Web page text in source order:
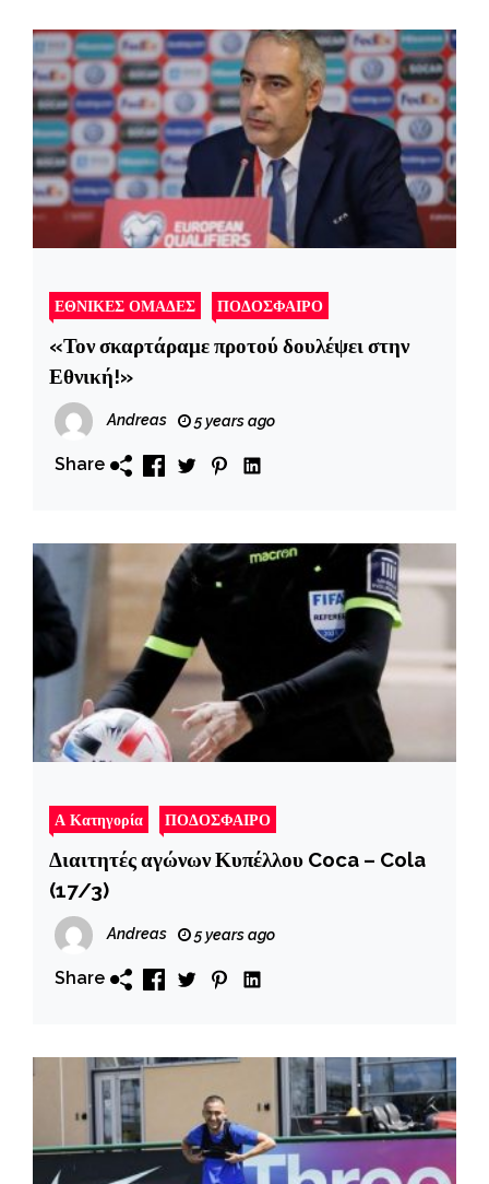
ΕΘΝΙΚΕΣ ΟΜΑΔΕΣ ΠΟΔΟΣΦΑΙΡΟ
«Τον σκαρτάραμε προτού δουλέψει στην
Εθνική!»
Andreas 5 years ago
Share
Α Κατηγορία ΠΟΔΟΣΦΑΙΡΟ
Διαιτητές αγώνων Κυπέλλου Coca – Cola
(17/3)
Andreas 5 years ago
Share